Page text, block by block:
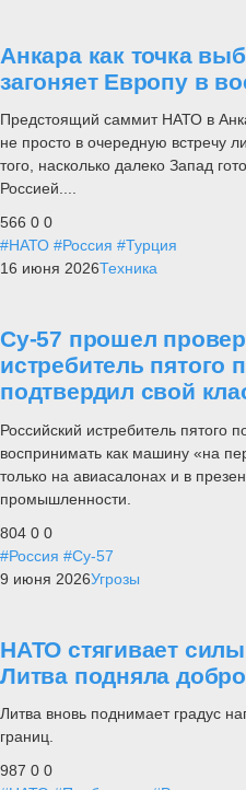
Анкара как точка
загоняет Европу в
Предстоящий саммит НАТО в
не просто в очередную встречу
того, насколько далеко Запад
Россией....
566 0 0
#НАТО #Россия #Турция
16 июня 2026Техника
Су-57 прошел
истребитель пятого
подтвердил свой
Российский истребитель пятого
воспринимать как машину «на
только на авиасалонах и в
промышленности.
804 0 0
#Россия #Су-57
9 июня 2026Угрозы
НАТО стягивает
Литва подняла
Литва вновь поднимает градус
границ.
987 0 0